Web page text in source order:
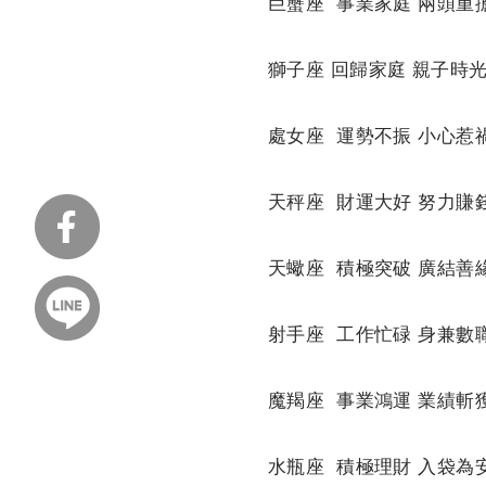
獅子座 回歸家庭 親子時光
處女座 運勢不振 小心惹
天秤座 財運大好 努力賺
天蠍座 積極突破 廣結善
射手座 工作忙碌 身兼數
魔羯座 事業鴻運 業績斬
水瓶座 積極理財 入袋為